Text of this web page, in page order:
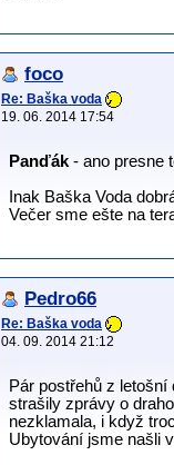
foco
Re: Baška voda
19. 06. 2014 17:54
Panďák - ano presne
Inak Baška Voda
Večer sme ešte na
Pedro66
Re: Baška voda
04. 09. 2014 21:12
Pár postřehů z
strašily zprávy o
nezklamala, i když
Ubytování jsme našli